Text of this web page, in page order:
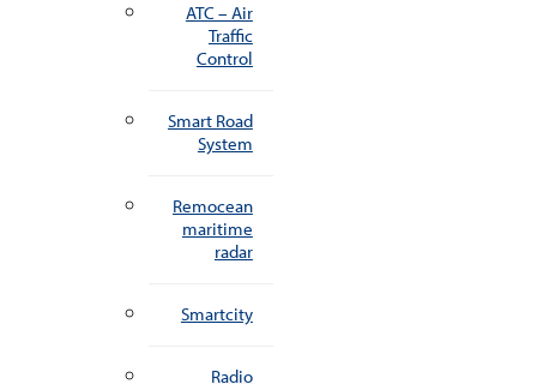
ATC – Air
Traffic
Control
Smart Road
System
Remocean
maritime
radar
Smartcity
Radio